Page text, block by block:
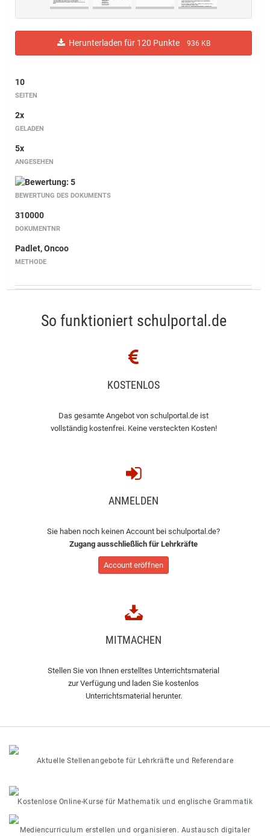
Herunterladen für 120 Punkte 936 KB
10
SEITEN
2x
GELADEN
5x
ANGESEHEN
BEWERTUNG DES DOKUMENTS
310000
DOKUMENTNR
Padlet, Oncoo
METHODE
So funktioniert schulportal.de
KOSTENLOS
Das gesamte Angebot von schulportal.de ist
vollständig kostenfrei. Keine versteckten Kosten!
ANMELDEN
Sie haben noch keinen Account bei schulportal.de?
Zugang ausschließlich für Lehrkräfte
Account eröffnen
MITMACHEN
Stellen Sie von Ihnen erstelltes Unterrichtsmaterial
zur Verfügung und laden Sie kostenlos
Unterrichtsmaterial herunter.
Aktuelle Stellenangebote für Lehrkräfte und Referendare
Kostenlose Online-Kurse für Mathematik und englische Grammatik
Mediencurriculum erstellen und organisieren. Austausch digitaler